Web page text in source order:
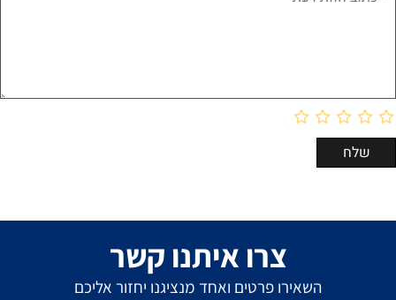
צרו איתנו קשר
השאירו פרטים ואחד מנציגנו יחזור אליכם